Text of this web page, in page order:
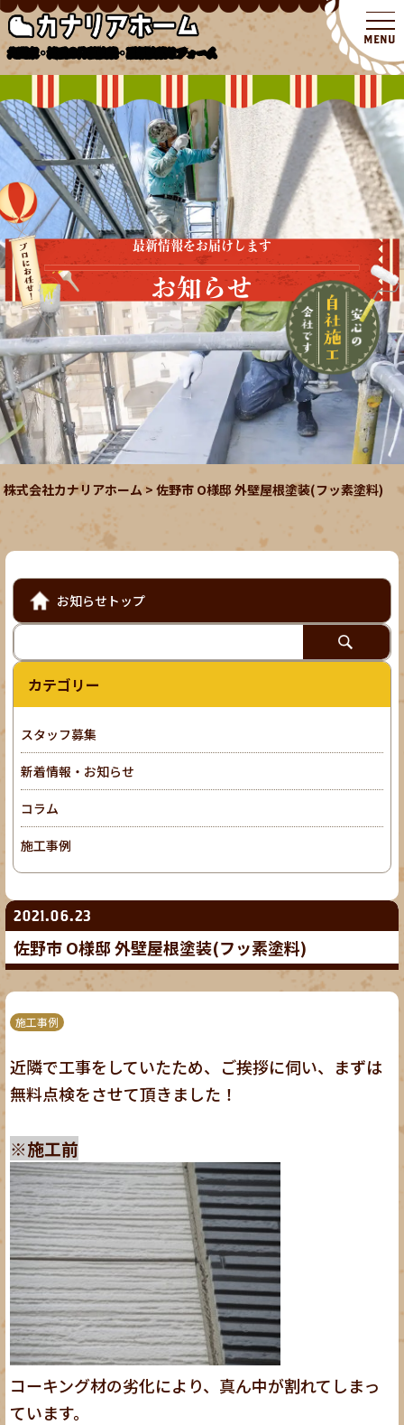
北関東・埼玉の外壁塗装・屋根塗装リフォーム
最新情報をお届けします
お知らせ
株式会社カナリアホーム>佐野市 O様邸 外壁屋根塗装(フッ素塗料)
2021.06.23
佐野市 O様邸 外壁屋根塗装(フッ素塗料)
施工事例
近隣で工事をしていたため、ご挨拶に伺い、まずは
無料点検をさせて頂きました！
※施工前
コーキング材の劣化により、真ん中が割れてしまっ
ています。
お知らせトップ
カテゴリー
スタッフ募集
新着情報・お知らせ
コラム
施工事例